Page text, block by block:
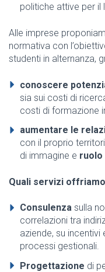
politiche attive per il
Alle imprese
normativa con
studenti in alternanza,
conoscere
sia sui costi di
costi di formazione
aumentare le
con il proprio
di immagine e ruolo
Quali servizi
Consulenza sulla
correlazioni tra
aziende, su incentivi
processi gestionali.
Progettazione di